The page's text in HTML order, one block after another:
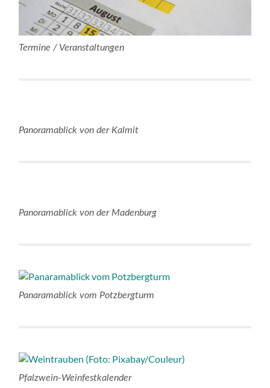
Termine / Veranstaltungen
Panoramablick von der Kalmit
Panoramablick von der Madenburg
Panaramablick vom Potzbergturm
Pfalzwein-Weinfestkalender